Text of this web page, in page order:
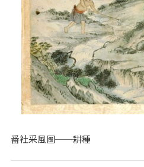
番社采風圖──耕種